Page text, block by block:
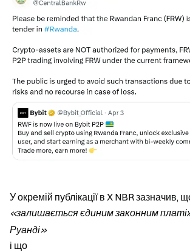
У окремій публікації в X NBR зазначив,
«залишається єдиним законним
Руанді»
і що